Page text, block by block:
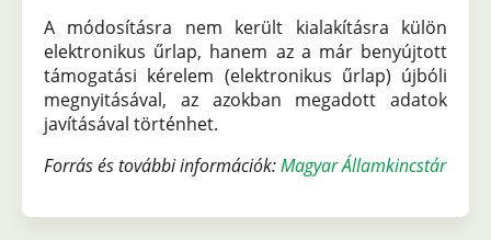
A módosításra nem került kialakításra külön
elektronikus űrlap, hanem az a már benyújtott
támogatási kérelem (elektronikus űrlap) újbóli
megnyitásával, az azokban megadott adatok
javításával történhet.
Forrás és további információk:Magyar Államkincstár